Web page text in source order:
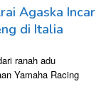
Agaska Incar
di Italia
ranah adu
Yamaha Racing